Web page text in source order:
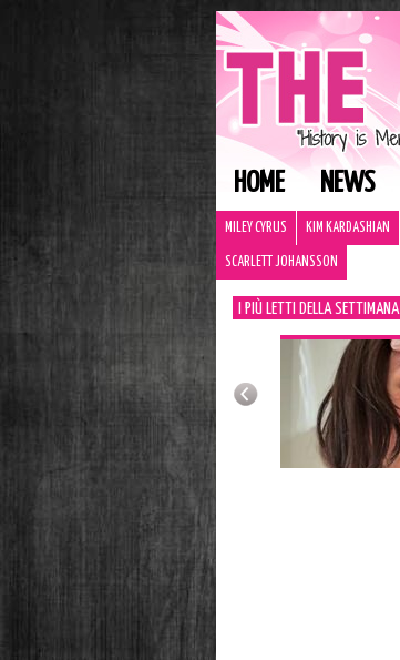
HOME NEWS
MILEY CYRUS KIM KARDASHIAN
SCARLETT JOHANSSON
I PIÙ LETTI DELLA SETTIMANA